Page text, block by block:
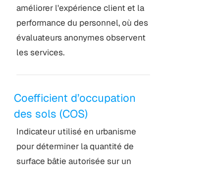
améliorer l'expérience client et la
performance du personnel, où des
évaluateurs anonymes observent
les services.
Coefficient d’occupation
des sols (COS)
Indicateur utilisé en urbanisme
pour déterminer la quantité de
surface bâtie autorisée sur un